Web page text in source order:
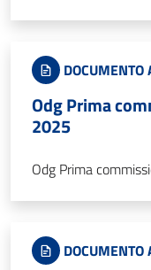
DOCUMENTO
Odg Prima
2025
Odg Prima
DOCUMENTO